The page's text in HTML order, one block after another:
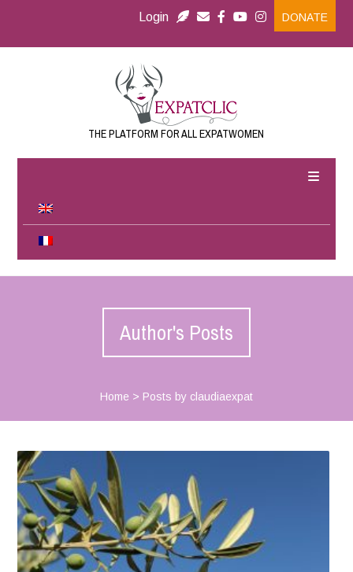
Login DONATE
THE PLATFORM FOR ALL EXPATWOMEN
Author's Posts
Home > Posts by claudiaexpat